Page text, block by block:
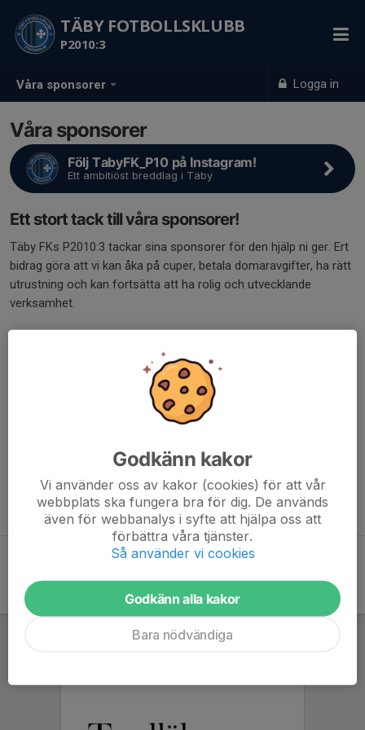
Våra sponsorer Logga in
TÄBY FOTBOLLSKLUBB
P2010:3
Våra sponsorer
Följ TabyFK_P10 på Instagram!
Ett ambitiöst breddlag i Täby
Ett stort tack till våra sponsorer!
Täby FKs P2010:3 tackar sina sponsorer för den hjälp ni ger. Ert
bidrag göra att vi kan åka på cuper, betala domaravgifter, ha rätt
utrustning och kan fortsätta att ha rolig och utvecklande
verksamhet.
sponsoransvariga Pelle och Björn så hjälper vi till med vad vi för
tillfället behöver ekonomiskt stöd med. Bra sätt att sponsra
laget på kan vara kostnader för cuper, sociala aktiviteter och
Pelle Antoni - 0704 30 57 51
Björn Hertzman - 0767 24 73 21
Läs mer om våra sponsorer nedan.
Godkänn kakor
Vi använder oss av kakor (cookies) för att vår
webbplats ska fungera bra för dig. De används
även för webbanalys i syfte att hjälpa oss att
förbättra våra tjänster.
Så använder vi cookies
Godkänn alla kakor
Bara nödvändiga